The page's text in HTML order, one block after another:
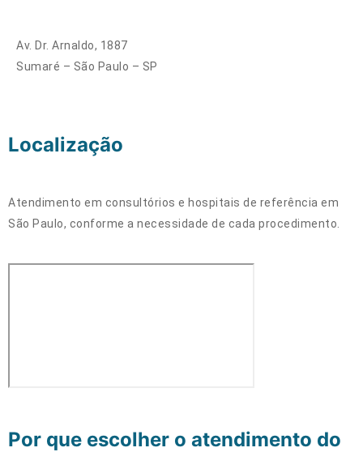
Av. Dr. Arnaldo, 1887
Sumaré – São Paulo – SP
Localização
Atendimento em consultórios e hospitais de referência em
São Paulo, conforme a necessidade de cada procedimento.
Por que escolher o atendimento do